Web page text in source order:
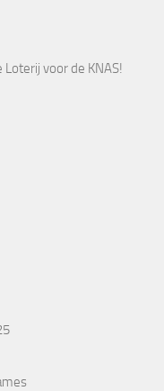
voor de KNAS!